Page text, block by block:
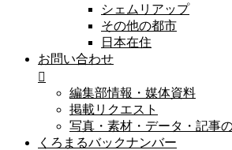
シェムリアップ
その他の都市
日本在住
お問い合わせ
編集部情報・媒体資料
掲載リクエスト
写真・素材・データ・記事
くろまるバックナンバー